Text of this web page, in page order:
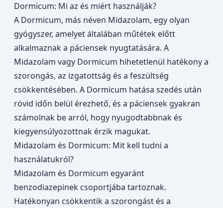
Dormicum: Mi az és miért használják?
A Dormicum, más néven Midazolam, egy olyan
gyógyszer, amelyet általában műtétek előtt
alkalmaznak a páciensek nyugtatására. A
Midazolam vagy Dormicum hihetetlenül hatékony a
szorongás, az izgatottság és a feszültség
csökkentésében. A Dormicum hatása szedés után
rövid időn belül érezhető, és a páciensek gyakran
számolnak be arról, hogy nyugodtabbnak és
kiegyensúlyozottnak érzik magukat.
Midazolam és Dormicum: Mit kell tudni a
használatukról?
Midazolam és Dormicum egyaránt
benzodiazepinek csoportjába tartoznak.
Hatékonyan csökkentik a szorongást és a